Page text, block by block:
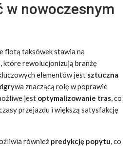
w nowoczesnym
flotą taksówek stawia na
które rewolucjonizują branżę
elementów jest sztuczna
znaczącą rolę w poprawie
jest optymalizowanie tras, co
przejazdu i większą satysfakcję
również predykcję popytu, co